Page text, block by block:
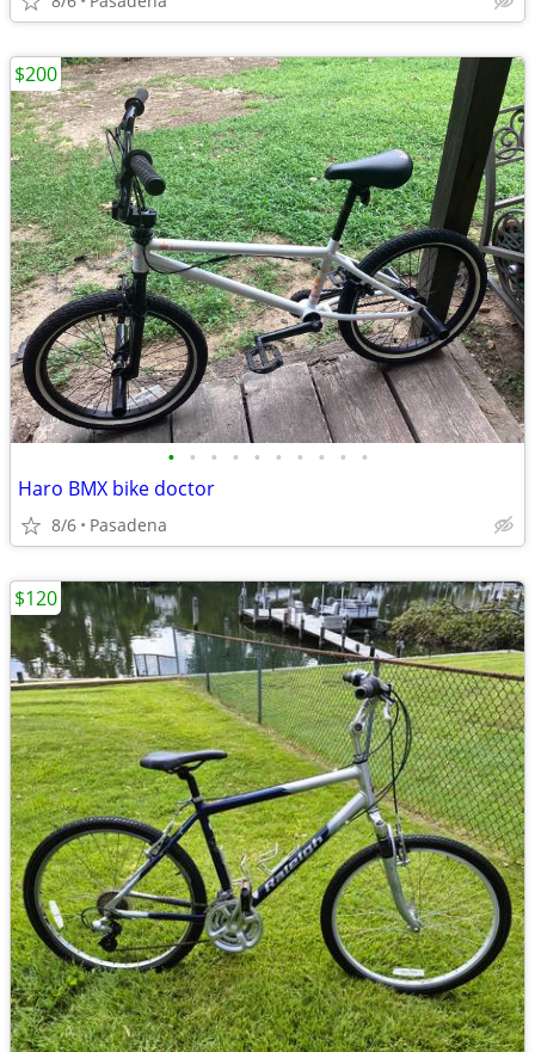
• • • • • • • • • •
Haro BMX bike doctor
8/6 Pasadena
$200
$120